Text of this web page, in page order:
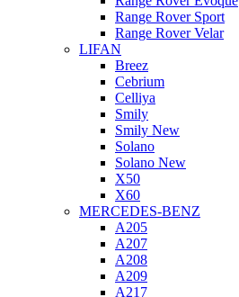
Range Rover Sport
Range Rover Velar
LIFAN
Breez
Cebrium
Celliya
Smily
Smily New
Solano
Solano New
X50
X60
MERCEDES-BENZ
A205
A207
A208
A209
A217